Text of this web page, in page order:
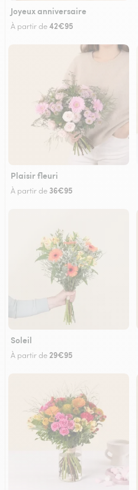
Joyeux anniversaire
À partir de42€95
Plaisir fleuri
À partir de 36€95
Soleil
À partir de 29€95